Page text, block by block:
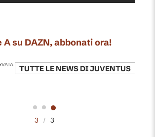
su DAZN, abbonati ora!
TUTTE LE NEWS DIJUVENTUS
3 / 3